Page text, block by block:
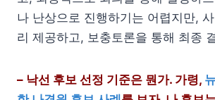
나 난상으로 진행하기는 어렵지만,
리 제공하고, 보충토론을 통해 최종
– 낙선 후보 선정 기준은 뭔가. 가령,